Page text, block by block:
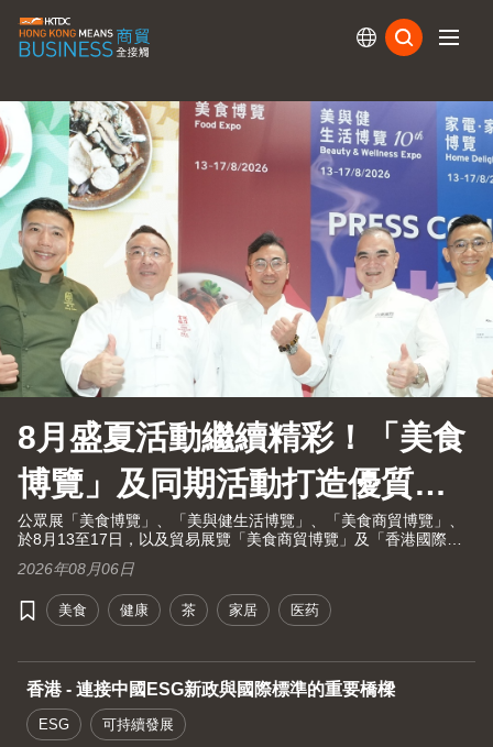
8月盛夏活動繼續精彩！「美食
博覽」及同期活動打造優質生
活大健康之旅！
公眾展「美食博覽」、「美與健生活博覽」、「美食商貿博覽」、
於8月13至17日，以及貿易展覽「美食商貿博覽」及「香港國際茶
面開放予業內人士及持票公眾進場。由現代化中醫藥國際協會聯同
香港貿發局及十大科研機構攜手舉辦的國際現代化中醫藥及健康產
品會議（中醫藥會議）亦於8月13至15日舉行。
2026年08月06日
美食 健康 茶 家居 医药
香港 - 連接中國ESG新政與國際標準的重要橋樑
ESG 可持續發展